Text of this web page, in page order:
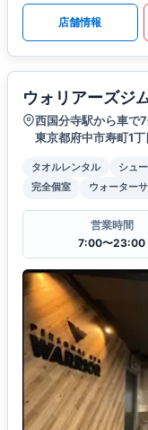
店舗情報
ウォリアーズジ
西国分寺駅から車で
東京都府中市寿町1
タオルレンタル シュ
完全個室
ウォーター
営業時間
7:00〜23:00